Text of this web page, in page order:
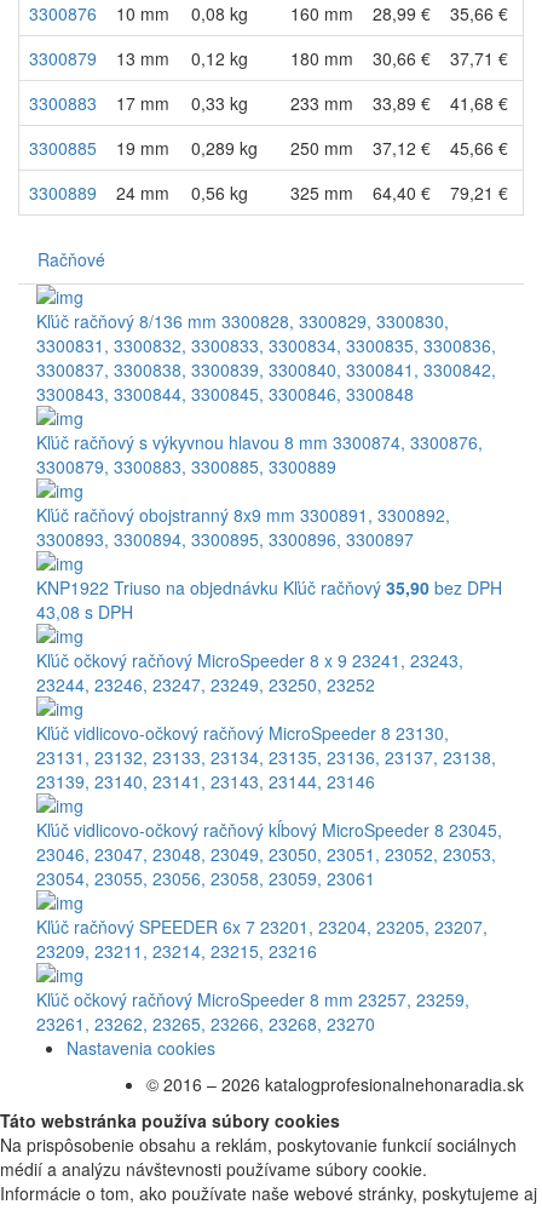
3300876
10 mm 0,08 kg 160 mm 28,99 €
35,66 €
3300879
13 mm 0,12 kg 180 mm 30,66 €
37,71 €
3300883
17 mm 0,33 kg 233 mm 33,89 €
41,68 €
3300885
19 mm 0,289 kg 250 mm 37,12 €
45,66 €
3300889
24 mm 0,56 kg 325 mm 64,40 € 79,21 €
Račňové
Kľúč račňový 8/136 mm 3300828, 3300829, 3300830,
3300831 , 3300832, 3300833, 3300834, 3300835, 3300836,
3300837, 3300838, 3300839, 3300840, 3300841 , 3300842,
3300843, 3300844, 3300845, 3300846, 3300848
Kľúč račňový s výkyvnou hlavou 8 mm 3300874, 3300876,
3300879, 3300883, 3300885, 3300889
Kľúč račňový obojstranný 8x9 mm 3300891 , 3300892,
3300893, 3300894, 3300895, 3300896, 3300897
KNP1922 Triuso na objednávku Kľúč račňový 35,90 bez DPH
43,08 s DPH
Kľúč očkový račňový MicroSpeeder 8 x 9 23241 , 23243,
23244, 23246, 23247, 23249, 23250, 23252
Kľúč vidlicovo-očkový račňový MicroSpeeder 8 23130,
23131 , 23132, 23133, 23134, 23135, 23136, 23137, 23138,
23139, 23140, 23141 , 23143, 23144, 23146
Kľúč vidlicovo-očkový račňový kĺbový MicroSpeeder 8 23045,
23046, 23047, 23048, 23049, 23050, 23051 , 23052, 23053,
23054, 23055, 23056, 23058, 23059, 23061
Kľúč račňový SPEEDER 6x 7 23201 , 23204, 23205, 23207,
23209, 23211 , 23214, 23215, 23216
Kľúč očkový račňový MicroSpeeder 8 mm 23257, 23259,
23261 , 23262, 23265, 23266, 23268, 23270
Nastavenia cookies
© 2016 – 2026 katalogprofesionalnehonaradia.sk
Táto webstránka používa súbory cookies
Na prispôsobenie obsahu a reklám, poskytovanie funkcií sociálnych
médií a analýzu návštevnosti používame súbory cookie.
Informácie o tom, ako používate naše webové stránky, poskytujeme aj